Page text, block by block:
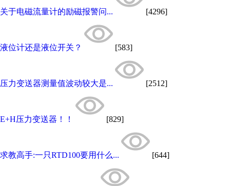
关于电磁流量计的励磁报警问... [4296]
液位计还是液位开关？ [583]
压力变送器测量值波动较大是... [2512]
E+H压力变送器！！ [829]
求教高手:一只RTD100要用什么... [644]